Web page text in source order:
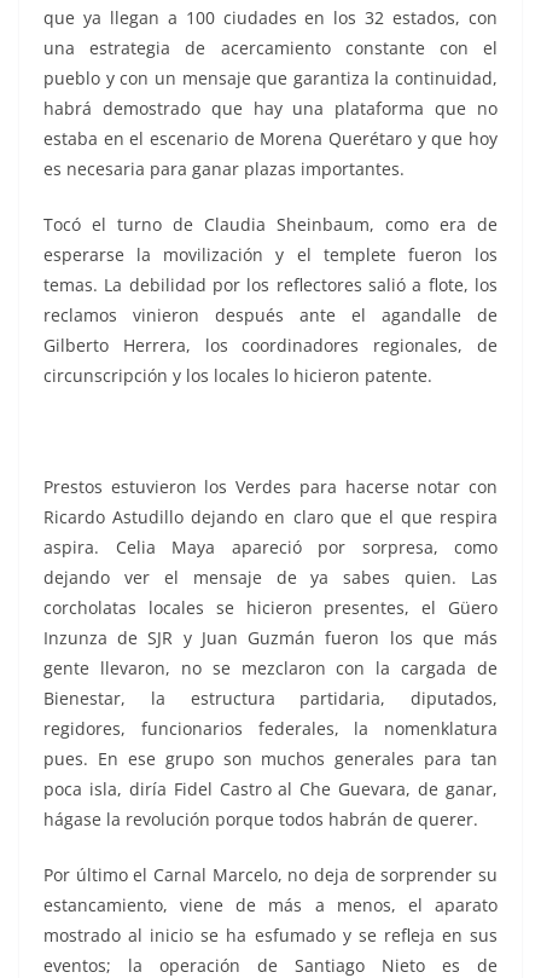
que ya llegan a 100 ciudades en los 32 estados, con
una estrategia de acercamiento constante con el
pueblo y con un mensaje que garantiza la continuidad,
habrá demostrado que hay una plataforma que no
estaba en el escenario de Morena Querétaro y que hoy
es necesaria para ganar plazas importantes.
Tocó el turno de Claudia Sheinbaum, como era de
esperarse la movilización y el templete fueron los
temas. La debilidad por los reflectores salió a flote, los
reclamos vinieron después ante el agandalle de
Gilberto Herrera, los coordinadores regionales, de
circunscripción y los locales lo hicieron patente.
Prestos estuvieron los Verdes para hacerse notar con
Ricardo Astudillo dejando en claro que el que respira
aspira. Celia Maya apareció por sorpresa, como
dejando ver el mensaje de ya sabes quien. Las
corcholatas locales se hicieron presentes, el Güero
Inzunza de SJR y Juan Guzmán fueron los que más
gente llevaron, no se mezclaron con la cargada de
Bienestar, la estructura partidaria, diputados,
regidores, funcionarios federales, la nomenklatura
pues. En ese grupo son muchos generales para tan
poca isla, diría Fidel Castro al Che Guevara, de ganar,
hágase la revolución porque todos habrán de querer.
Por último el Carnal Marcelo, no deja de sorprender su
estancamiento, viene de más a menos, el aparato
mostrado al inicio se ha esfumado y se refleja en sus
eventos; la operación de Santiago Nieto es de